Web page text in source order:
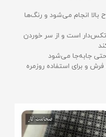
انجام می‌شود و رنگ‌ها
لاتکس‌دار است و از سر خوردن
جابه‌جا می‌شود
و برای استفاده روزمره